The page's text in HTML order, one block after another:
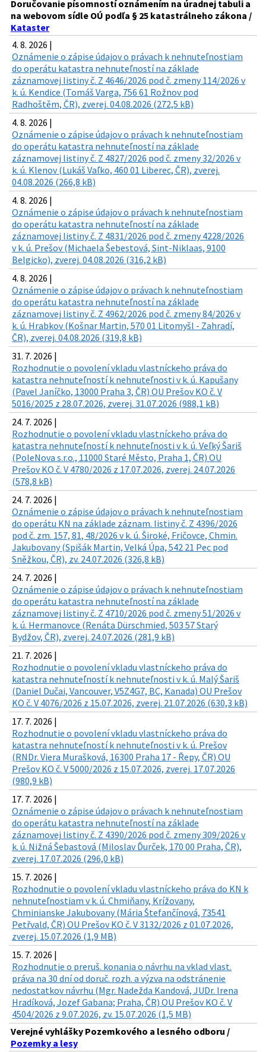
Doručovanie písomností oznámením na úradnej tabuli a
na webovom sídle OÚ podľa § 25 katastrálneho zákona /
Kataster
4. 8. 2026 |
Oznámenie o zápise údajov o právach k nehnuteľnostiam
do operátu katastra nehnuteľností na základe
záznamovej listiny č. Z 4646/2026 pod č. zmeny 114/2026 v
k. ú. Kendice (Tomáš Varga, 756 61 Rožnov pod
Radhoštěm, ČR), zverej. 04.08.2026 (272,5 kB)
4. 8. 2026 |
Oznámenie o zápise údajov o právach k nehnuteľnostiam
do operátu katastra nehnuteľností na základe
záznamovej listiny č. Z 4827/2026 pod č. zmeny 32/2026 v
k. ú. Klenov (Lukáš Vaľko, 460 01 Liberec, ČR), zverej.
04.08.2026 (266,8 kB)
4. 8. 2026 |
Oznámenie o zápise údajov o právach k nehnuteľnostiam
do operátu katastra nehnuteľností na základe
záznamovej listiny č. Z 4831/2026 pod č. zmeny 4228/2026
v k. ú. Prešov (Michaela Šebestová, Sint-Niklaas, 9100
Belgicko), zverej. 04.08.2026 (316,2 kB)
4. 8. 2026 |
Oznámenie o zápise údajov o právach k nehnuteľnostiam
do operátu katastra nehnuteľností na základe
záznamovej listiny č. Z 4962/2026 pod č. zmeny 84/2026 v
k. ú. Hrabkov (Košnar Martin, 570 01 Litomyšl - Zahradí,
ČR), zverej. 04.08.2026 (319,8 kB)
31. 7. 2026 |
Rozhodnutie o povolení vkladu vlastníckeho práva do
katastra nehnuteľností k nehnuteľnosti v k. ú. Kapušany
(Pavel Janíčko, 13000 Praha 3, ČR) OU Prešov KO č. V
5016/2025 z 28.07.2026, zverej. 31.07.2026 (988,1 kB)
24. 7. 2026 |
Rozhodnutie o povolení vkladu vlastníckeho práva do
katastra nehnuteľností k nehnuteľnosti v k. ú. Veľký Šariš
(PoleNova s.r.o., 11000 Staré Město, Praha 1, ČR) OU
Prešov KO č. V 4780/2026 z 17.07.2026, zverej. 24.07.2026
(578,8 kB)
24. 7. 2026 |
Oznámenie o zápise údajov o právach k nehnuteľnostiam
do operátu KN na základe záznam. listiny č. Z 4396/2026
pod č. zm. 157, 81, 48/2026 v k. ú. Široké, Fričovce, Chmin.
Jakubovany (Spišák Martin, Velká Úpa, 542 21 Pec pod
Sněžkou, ČR), zv. 24.07.2026 (326,8 kB)
24. 7. 2026 |
Oznámenie o zápise údajov o právach k nehnuteľnostiam
do operátu katastra nehnuteľností na základe
záznamovej listiny č. Z 4710/2026 pod č. zmeny 51/2026 v
k. ú. Hermanovce (Renáta Dürschmied, 503 57 Starý
Bydžov, ČR), zverej. 24.07.2026 (281,9 kB)
21. 7. 2026 |
Rozhodnutie o povolení vkladu vlastníckeho práva do
katastra nehnuteľností k nehnuteľnosti v k. ú. Malý Šariš
(Daniel Dučai, Vancouver, V5Z4G7, BC, Kanada) OU Prešov
KO č. V 4076/2026 z 15.07.2026, zverej. 21.07.2026 (630,3 kB)
17. 7. 2026 |
Rozhodnutie o povolení vkladu vlastníckeho práva do
katastra nehnuteľností k nehnuteľnosti v k. ú. Prešov
(RNDr. Viera Murašková, 16300 Praha 17 - Řepy, ČR) OU
Prešov KO č. V 5000/2026 z 15.07.2026, zverej. 17.07.2026
(980,9 kB)
17. 7. 2026 |
Oznámenie o zápise údajov o právach k nehnuteľnostiam
do operátu katastra nehnuteľností na základe
záznamovej listiny č. Z 4390/2026 pod č. zmeny 309/2026 v
k. ú. Nižná Šebastová (Miloslav Ďurček, 170 00 Praha, ČR),
zverej. 17.07.2026 (296,0 kB)
15. 7. 2026 |
Rozhodnutie o povolení vkladu vlastníckeho práva do KN k
nehnuteľnostiam v k. ú. Chmiňany, Krížovany,
Chminianske Jakubovany (Mária Štefančínová, 73541
Petřvald, ČR) OU Prešov KO č. V 3132/2026 z 01.07.2026,
zverej. 15.07.2026 (1,9 MB)
15. 7. 2026 |
Rozhodnutie o preruš. konania o návrhu na vklad vlast.
práva na 30 dní od doruč. rozh. a výzva na odstránenie
nedostatkov návrhu (Mgr. Nadežda Kandová, JUDr. Irena
Hradíková, Jozef Gabana; Praha, ČR) OU Prešov KO č. V
4504/2026 z 9.07.2026, zv. 15.07.2026 (1,5 MB)
Verejné vyhlášky Pozemkového a lesného odboru /
Pozemky a lesy